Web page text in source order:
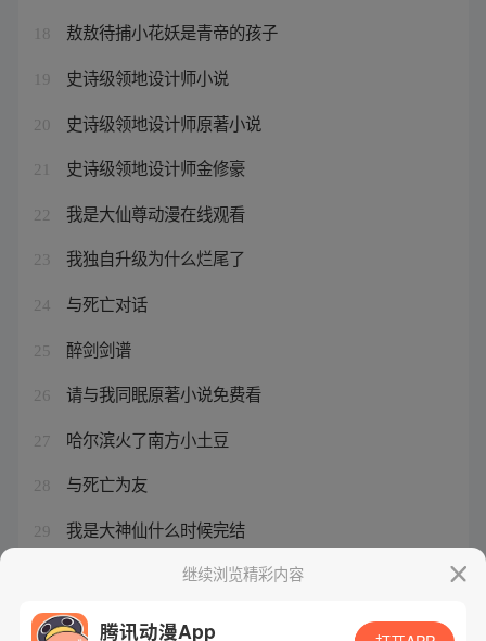
18 敖敖待捕小花妖是青帝的孩子
19 史诗级领地设计师小说
20 史诗级领地设计师原著小说
21 史诗级领地设计师金修豪
22 我是大仙尊动漫在线观看
23 我独自升级为什么烂尾了
24 与死亡对话
25 醉剑剑谱
26 请与我同眠原著小说免费看
27 哈尔滨火了南方小土豆
28 与死亡为友
29 我是大神仙什么时候完结
传武漫画免费下拉式漫画继续浏览精彩内容
腾讯动漫App